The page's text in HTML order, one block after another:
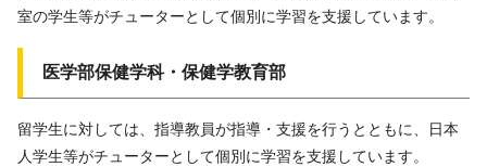
室の学生等がチューターとして個別に学習を支援しています。
医学部保健学科・保健学教育部
留学生に対しては、指導教員が指導・支援を行うとともに、日本
人学生等がチューターとして個別に学習を支援しています。